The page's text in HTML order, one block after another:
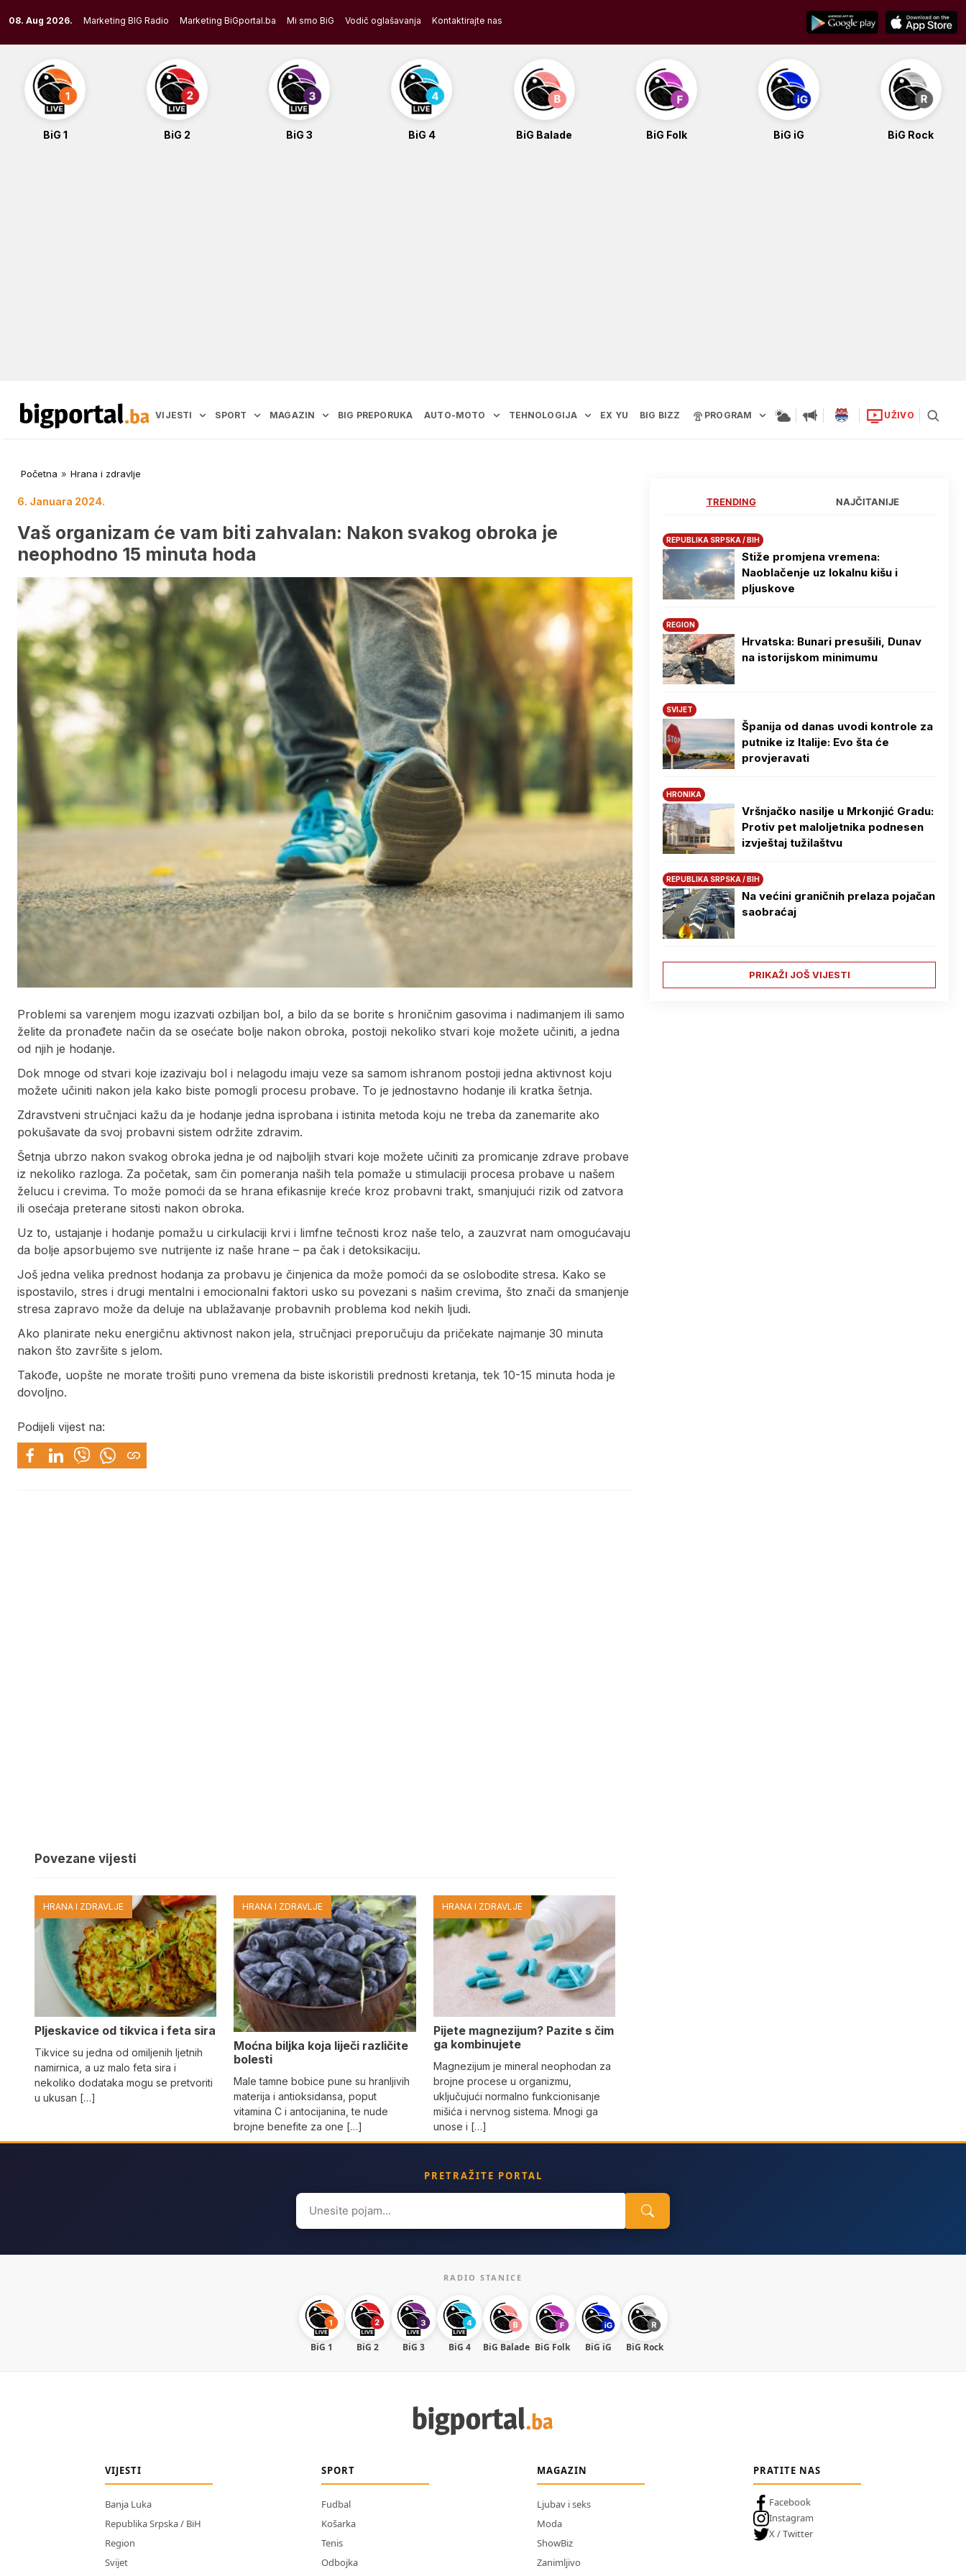
to
content
08. Aug 2026. Marketing BIG Radio Marketing BiGportal.ba Mi smo BiG Vodič oglašavanja Kontaktirajte nas
BiG 1 BiG 2 BiG 3 BiG 4 BiG Balade BiG Folk BiG iG BiG Rock
VIJESTI SPORT MAGAZIN BIG PREPORUKA AUTO-MOTO TEHNOLOGIJA EX YU BIG BIZZ PROGRAM UŽIVO
Početna » Hrana i zdravlje
6. Januara 2024.
Vaš organizam će vam biti zahvalan: Nakon svakog obroka je
neophodno 15 minuta hoda
Problemi sa varenjem mogu izazvati ozbiljan bol, a bilo da se borite s hroničnim gasovima i nadimanjem ili samo
želite da pronađete način da se osećate bolje nakon obroka, postoji nekoliko stvari koje možete učiniti, a jedna
od njih je hodanje.
Dok mnoge od stvari koje izazivaju bol i nelagodu imaju veze sa samom ishranom postoji jedna aktivnost koju
možete učiniti nakon jela kako biste pomogli procesu probave. To je jednostavno hodanje ili kratka šetnja.
Zdravstveni stručnjaci kažu da je hodanje jedna isprobana i istinita metoda koju ne treba da zanemarite ako
pokušavate da svoj probavni sistem održite zdravim.
Šetnja ubrzo nakon svakog obroka jedna je od najboljih stvari koje možete učiniti za promicanje zdrave probave
iz nekoliko razloga. Za početak, sam čin pomeranja naših tela pomaže u stimulaciji procesa probave u našem
želucu i crevima. To može pomoći da se hrana efikasnije kreće kroz probavni trakt, smanjujući rizik od zatvora
ili osećaja preterane sitosti nakon obroka.
Uz to, ustajanje i hodanje pomažu u cirkulaciji krvi i limfne tečnosti kroz naše telo, a zauzvrat nam omogućavaju
da bolje apsorbujemo sve nutrijente iz naše hrane – pa čak i detoksikaciju.
Još jedna velika prednost hodanja za probavu je činjenica da može pomoći da se oslobodite stresa. Kako se
ispostavilo, stres i drugi mentalni i emocionalni faktori usko su povezani s našim crevima, što znači da smanjenje
stresa zapravo može da deluje na ublažavanje probavnih problema kod nekih ljudi.
Ako planirate neku energičnu aktivnost nakon jela, stručnjaci preporučuju da pričekate najmanje 30 minuta
nakon što završite s jelom.
Takođe, uopšte ne morate trošiti puno vremena da biste iskoristili prednosti kretanja, tek 10-15 minuta hoda je
dovoljno.
Podijeli vijest na:
Povezane vijesti
HRANA I ZDRAVLJE
Pljeskavice od tikvica i feta sira
Tikvice su jedna od omiljenih ljetnih
namirnica, a uz malo feta sira i
nekoliko dodataka mogu se pretvoriti
u ukusan […]
HRANA I ZDRAVLJE
Moćna biljka koja liječi različite
bolesti
Male tamne bobice pune su hranljivih
materija i antioksidansa, poput
vitamina C i antocijanina, te nude
brojne benefite za one […]
HRANA I ZDRAVLJE
Pijete magnezijum? Pazite s čim
ga kombinujete
Magnezijum je mineral neophodan za
brojne procese u organizmu,
uključujući normalno funkcionisanje
mišića i nervnog sistema. Mnogi ga
unose i […]
TRENDING NAJČITANIJE
REPUBLIKA SRPSKA / BIH
Stiže promjena vremena:
Naoblačenje uz lokalnu kišu i
pljuskove
REGION
Hrvatska: Bunari presušili, Dunav
na istorijskom minimumu
SVIJET
Španija od danas uvodi kontrole za
putnike iz Italije: Evo šta će
provjeravati
HRONIKA
Vršnjačko nasilje u Mrkonjić Gradu:
Protiv pet maloljetnika podnesen
izvještaj tužilaštvu
REPUBLIKA SRPSKA / BIH
Na većini graničnih prelaza pojačan
saobraćaj
PRIKAŽI JOŠ VIJESTI
PRETRAŽITE PORTAL
Search
for:
RADIO STANICE
BiG 1 BiG 2 BiG 3 BiG 4 BiG Balade BiG Folk BiG iG BiG Rock
VIJESTI
Banja Luka
Republika Srpska / BiH
Region
Svijet
SPORT
Fudbal
Košarka
Tenis
Odbojka
MAGAZIN
Ljubav i seks
Moda
ShowBiz
Zanimljivo
PRATITE NAS
Facebook
Instagram
X / Twitter